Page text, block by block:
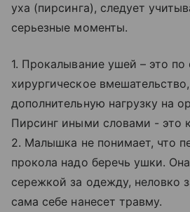
уха (пирсинга), следует
серьезные моменты.
1. Прокалывание ушей – это по
хирургическое
дополнительную нагрузку на
Пирсинг иными словами - это
2. Малышка не понимает, что
прокола надо беречь ушки.
сережкой за одежду, неловко
сама себе нанесет травму.